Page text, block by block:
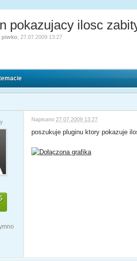
pokazujacy ilosc
piwko 27.07.2009 13:27
Napisano 27.07.2009 13:27
poszukuje pluginu ktory pokazuje